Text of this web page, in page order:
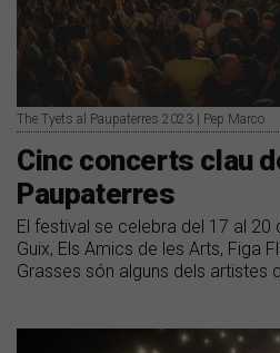
The Tyets al Paupaterres 2023 | Pep Marco
Cinc concerts clau
Paupaterres
El festival se celebra del 17 al 20
Guix, Els Amics de les Arts, Figa
Grasses són alguns dels artistes